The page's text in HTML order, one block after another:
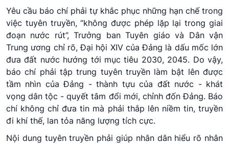
Yêu cầu báo chí phải tự khắc phục những hạn chế trong
việc tuyên truyền, “không được phép lặp lại trong giai
đoạn nước rút”, Trưởng ban Tuyên giáo và Dân vận
Trung ương chỉ rõ, Đại hội XIV của Đảng là dấu mốc lớn
đưa đất nước hướng tới mục tiêu 2030, 2045. Do vậy,
báo chí phải tập trung tuyên truyền làm bật lên được
tầm nhìn của Đảng - thành tựu của đất nước - khát
vọng dân tộc - quyết tâm đổi mới, chỉnh đốn Đảng. Báo
chí không chỉ đưa tin mà phải thắp lên niềm tin, truyền
đi khí thế, lan tỏa năng lượng tích cực.
Nội dung tuyên truyền phải giúp nhân dân hiểu rõ nhân